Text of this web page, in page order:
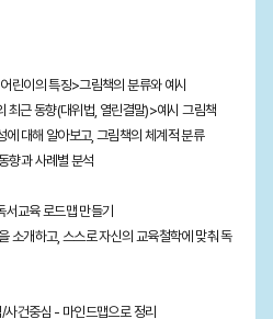
린이의 특징>그림책의 분류와 예시
최근 동향(대위법, 열린결말)>예시 그림책
대해 알아보고, 그림책의 체계적 분류
향과 사례별 분석
교육 로드맵 만들기
소개하고, 스스로 자신의 교육철학에 맞춰 독
건중심 - 마인드맵으로 정리